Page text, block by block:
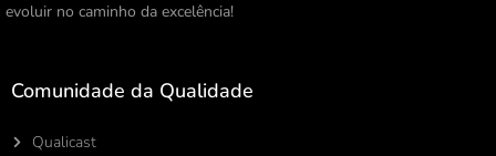
evoluir no caminho da excelência!
Comunidade da Qualidade
Qualicast